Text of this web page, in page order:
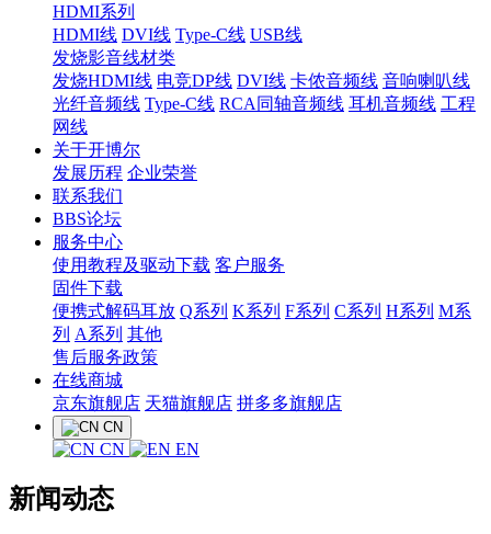
HDMI系列
HDMI线 DVI线 Type-C线 USB线
发烧影音线材类
发烧HDMI线 电竞DP线 DVI线 卡侬音频线 音响喇叭线
光纤音频线 Type-C线 RCA同轴音频线 耳机音频线 工程
网线
关于开博尔
发展历程 企业荣誉
联系我们
BBS论坛
服务中心
使用教程及驱动下载 客户服务
固件下载
便携式解码耳放 Q系列 K系列 F系列 C系列 H系列 M系
列 A系列 其他
售后服务政策
在线商城
京东旗舰店 天猫旗舰店 拼多多旗舰店
CN
CN EN
新闻动态